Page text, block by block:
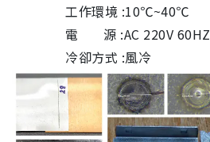
工作環境 :10℃~40℃
電 源 :AC 220V 60HZ
冷卻方式 :風冷